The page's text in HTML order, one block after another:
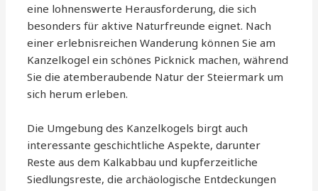
eine lohnenswerte Herausforderung, die sich
besonders für aktive Naturfreunde eignet. Nach
einer erlebnisreichen Wanderung können Sie am
Kanzelkogel ein schönes Picknick machen, während
Sie die atemberaubende Natur der Steiermark um
sich herum erleben.
Die Umgebung des Kanzelkogels birgt auch
interessante geschichtliche Aspekte, darunter
Reste aus dem Kalkabbau und kupferzeitliche
Siedlungsreste, die archäologische Entdeckungen